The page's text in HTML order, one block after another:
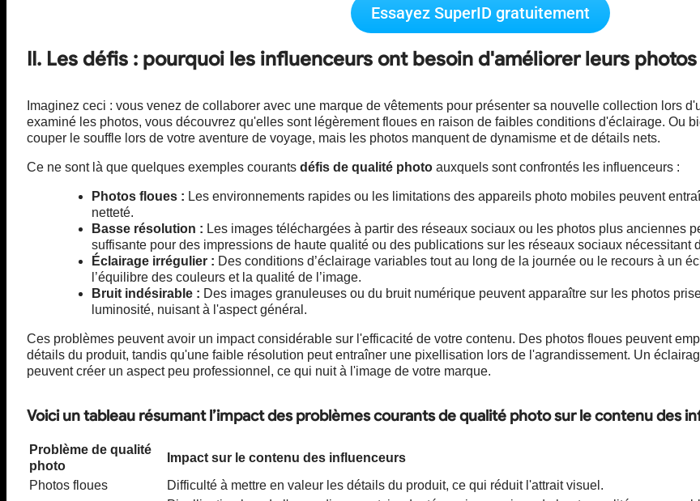
Essayez SuperID gratuitement
II. Les défis : pourquoi les influenceurs ont besoin d'améliorer leurs photos
Imaginez ceci : vous venez de collaborer avec une marque de vêtements pour présenter sa nouvelle collection lors
examiné les photos, vous découvrez qu'elles sont légèrement floues en raison de faibles conditions d'éclairage. Ou
couper le souffle lors de votre aventure de voyage, mais les photos manquent de dynamisme et de détails nets.
Ce ne sont là que quelques exemples courants défis de qualité photo auxquels sont confrontés les influenceurs :
Photos floues : Les environnements rapides ou les limitations des appareils photo mobiles peuvent
netteté.
Basse résolution : Les images téléchargées à partir des réseaux sociaux ou les photos plus anciennes
suffisante pour des impressions de haute qualité ou des publications sur les réseaux sociaux nécessitant
Éclairage irrégulier : Des conditions d’éclairage variables tout au long de la journée ou le recours à un
l’équilibre des couleurs et la qualité de l’image.
Bruit indésirable : Des images granuleuses ou du bruit numérique peuvent apparaître sur les photos
luminosité, nuisant à l'aspect général.
Ces problèmes peuvent avoir un impact considérable sur l'efficacité de votre contenu. Des photos floues peuvent
détails du produit, tandis qu'une faible résolution peut entraîner une pixellisation lors de l'agrandissement. Un
peuvent créer un aspect peu professionnel, ce qui nuit à l'image de votre marque.
Voici un tableau résumant l’impact des problèmes courants de qualité photo sur le contenu des
Problème de qualité
photo
Impact sur le contenu des influenceurs
Photos floues
Difficulté à mettre en valeur les détails du produit, ce qui réduit l'attrait visuel.